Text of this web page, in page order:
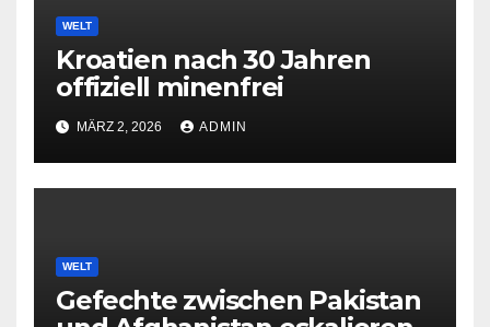
WELT
Kroatien nach 30 Jahren
offiziell minenfrei
MÄRZ 2, 2026 ADMIN
WELT
Gefechte zwischen Pakistan